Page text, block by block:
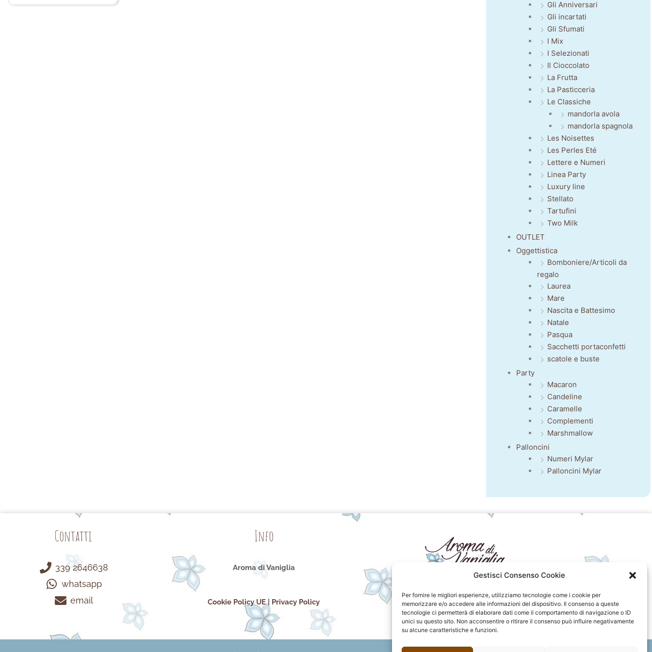
Gestisci Consenso Cookie
Per fornire le migliori esperienze, utilizziamo tecnologie come i cookie per
memorizzare e/o accedere alle informazioni del dispositivo. Il consenso a queste
tecnologie ci permetterà di elaborare dati come il comportamento di navigazione o ID
unici su questo sito. Non acconsentire o ritirare il consenso può influire negativamente
su alcune caratteristiche e funzioni.
Gli Anniversari
Gli incartati
Gli Sfumati
I Mix
I Selezionati
Il Cioccolato
La Frutta
La Pasticceria
Le Classiche
mandorla avola
mandorla spagnola
Les Noisettes
Les Perles Eté
Lettere e Numeri
Linea Party
Luxury line
Stellato
Tartufini
Two Milk
OUTLET
Oggettistica
Bomboniere/Articoli da
regalo
Laurea
Mare
Nascita e Battesimo
Natale
Pasqua
Sacchetti portaconfetti
scatole e buste
Party
Macaron
Candeline
Caramelle
Complementi
Marshmallow
Palloncini
Numeri Mylar
Palloncini Mylar
Contatti
339 2646638
whatsapp
email
Info
Aroma di Vaniglia
Cookie Policy UE| Privacy Policy
F
a
c
e
I
n
s
t
P
i
n
t
F
l
i
c